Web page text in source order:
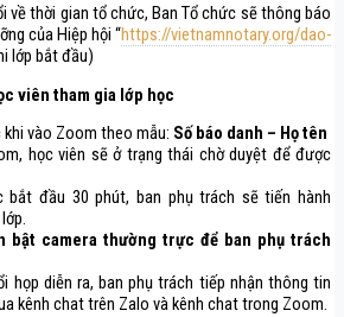
về thời gian tổ chức, Ban Tổ chức sẽ thông báo
của Hiệp hội “https://vietnamnotary.org/dao-
lớp bắt đầu)
viên tham gia lớp học
vào Zoom theo mẫu: Số báo danh – Họ tên
học viên sẽ ở trạng thái chờ duyệt để được
bắt đầu 30 phút, ban phụ trách sẽ tiến hành
bật camera thường trực để ban phụ trách
họp diễn ra, ban phụ trách tiếp nhận thông tin
kênh chat trên Zalo và kênh chat trong Zoom.